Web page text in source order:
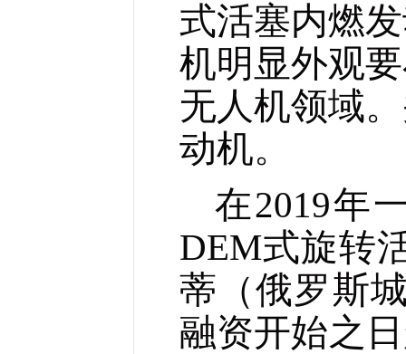
式活塞内燃
机明显外观
无人机领域
动机。
在2019年
DEM式旋转
蒂（俄罗斯
融资开始之